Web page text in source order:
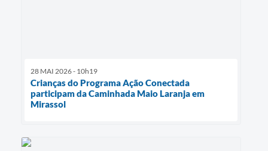
28 MAI 2026 - 10h19
Crianças do Programa Ação Conectada
participam da Caminhada Maio Laranja em
Mirassol